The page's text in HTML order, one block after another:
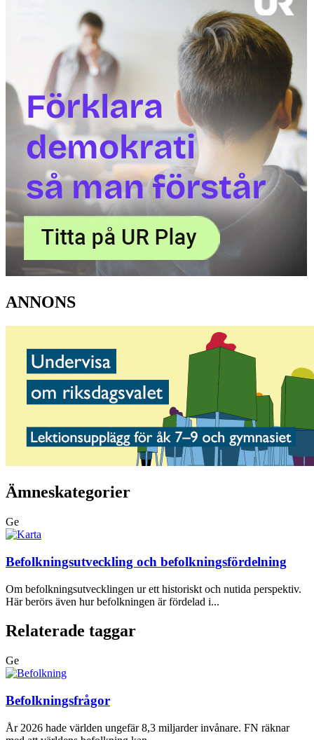
ANNONS
Ämneskategorier
Ge
Befolkningsutveckling och befolkningsfördelning
Om befolkningsutvecklingen ur ett historiskt och nutida perspektiv.
Här berörs även hur befolkningen är fördelad i...
Relaterade taggar
Ge
Befolkningsfrågor
År 2026 hade världen ungefär 8,3 miljarder invånare. FN räknar